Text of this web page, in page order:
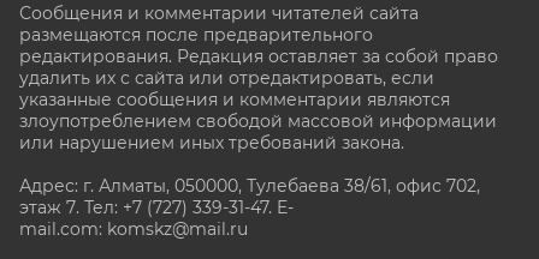
Сообщения и комментарии читателей сайта
размещаются после предварительного
редактирования. Редакция оставляет за собой право
удалить их с сайта или отредактировать, если
указанные сообщения и комментарии являются
злоупотреблением свободой массовой информации
или нарушением иных требований закона.
Адрес: г. Алматы, 050000, Тулебаева 38/61, офис 702,
этаж 7. Тел: +7 (727) 339-31-47. E-
mail.com: komskz@mail.ru